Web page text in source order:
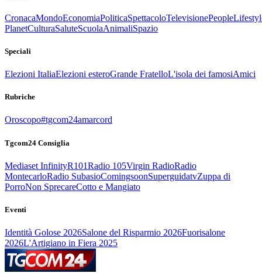
CronacaMondoEconomiaPoliticaSpettacoloTelevisionePeople
PlanetCulturaSaluteScuolaAnimaliSpazio
Speciali
Elezioni ItaliaElezioni esteroGrande FratelloL'isola dei famosiAmici
Rubriche
Oroscopo#tgcom24amarcord
Tgcom24 Consiglia
Mediaset InfinityR101Radio 105Virgin RadioRadio
MontecarloRadio SubasioComingsoonSuperguidatvZuppa di
PorroNon SprecareCotto e Mangiato
Eventi
Identità Golose 2026Salone del Risparmio 2026Fuorisalone
2026L'Artigiano in Fiera 2025